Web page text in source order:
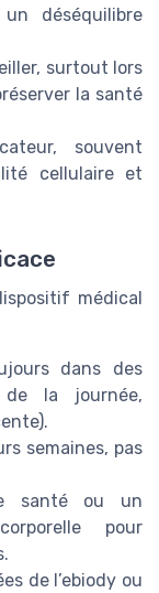
déséquilibre
surtout lors
la santé
souvent
cellulaire et
médical
dans des
de la journée,
semaines, pas
santé ou un
pour
de l’ebiody ou